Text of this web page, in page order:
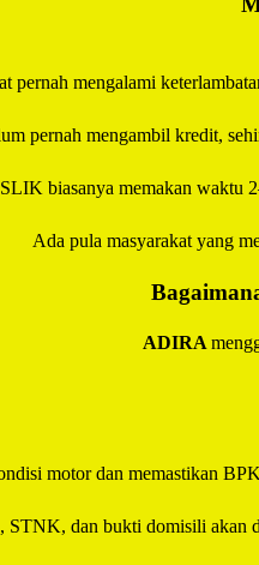
pernah mengalami
pernah mengambil kredit,
biasanya memakan waktu
Ada pula masyarakat yang
ADIRA
motor dan memastikan
dan bukti domisili akan di